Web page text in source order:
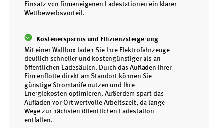
Einsatz von firmeneigenen Ladestationen ein klarer
Wettbewerbsvorteil.
Kostenersparnis und Effizienzsteigerung
Mit einer Wallbox laden Sie Ihre Elektrofahrzeuge
deutlich schneller und kostengünstiger als an
öffentlichen Ladesäulen. Durch das Aufladen Ihrer
Firmenflotte direkt am Standort können Sie
günstige Stromtarife nutzen und Ihre
Energiekosten optimieren. Außerdem spart das
Aufladen vor Ort wertvolle Arbeitszeit, da lange
Wege zur nächsten öffentlichen Ladestation
entfallen.